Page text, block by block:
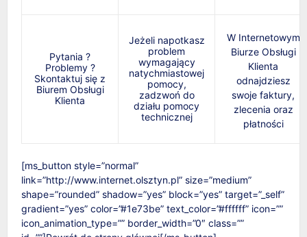
Pytania ?
Problemy ?
Skontaktuj się z
Biurem Obsługi
Klienta
Jeżeli napotkasz
problem
wymagający
natychmiastowej
pomocy,
zadzwoń do
działu pomocy
technicznej
W Internetowym
Biurze Obsługi
Klienta
odnajdziesz
swoje faktury,
zlecenia oraz
płatności
[ms_button style=”normal”
link=”http://www.internet.olsztyn.pl” size=”medium”
shape=”rounded” shadow=”yes” block=”yes” target=”_self”
gradient=”yes” color=”#1e73be” text_color=”#ffffff” icon=””
icon_animation_type=”” border_width=”0″ class=””